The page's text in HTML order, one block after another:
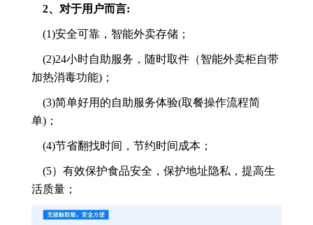
2、对于用户而言:
(1)安全可靠，智能外卖存储；
(2)24小时自助服务，随时取件（智能外卖柜自带
加热消毒功能)；
(3)简单好用的自助服务体验(取餐操作流程简
单)；
(4)节省翻找时间，节约时间成本；
(5）有效保护食品安全，保护地址隐私，提高生
活质量；